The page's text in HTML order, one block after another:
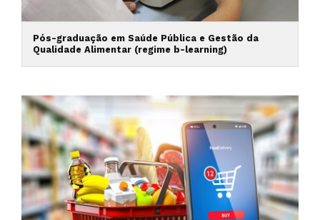
Pós-graduação em Saúde Pública e Gestão da
Qualidade Alimentar (regime b-learning)